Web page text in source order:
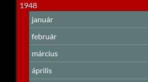
1948
január
február
március
április